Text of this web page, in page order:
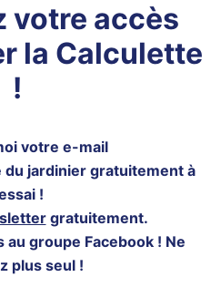
votre accès
la Calculette
!
votre e-mail
du jardinier gratuitement à
!
gratuitement.
groupe Facebook ! Ne
plus seul !